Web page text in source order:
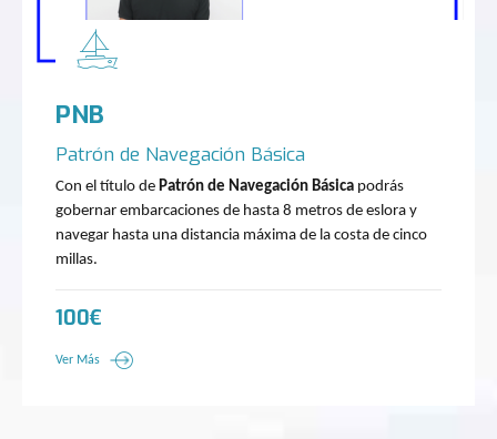
PNB
Patrón de Navegación Básica
Con el título de Patrón de Navegación Básica podrás
gobernar embarcaciones de hasta 8 metros de eslora y
navegar hasta una distancia máxima de la costa de cinco
millas.
100€
Ver Más